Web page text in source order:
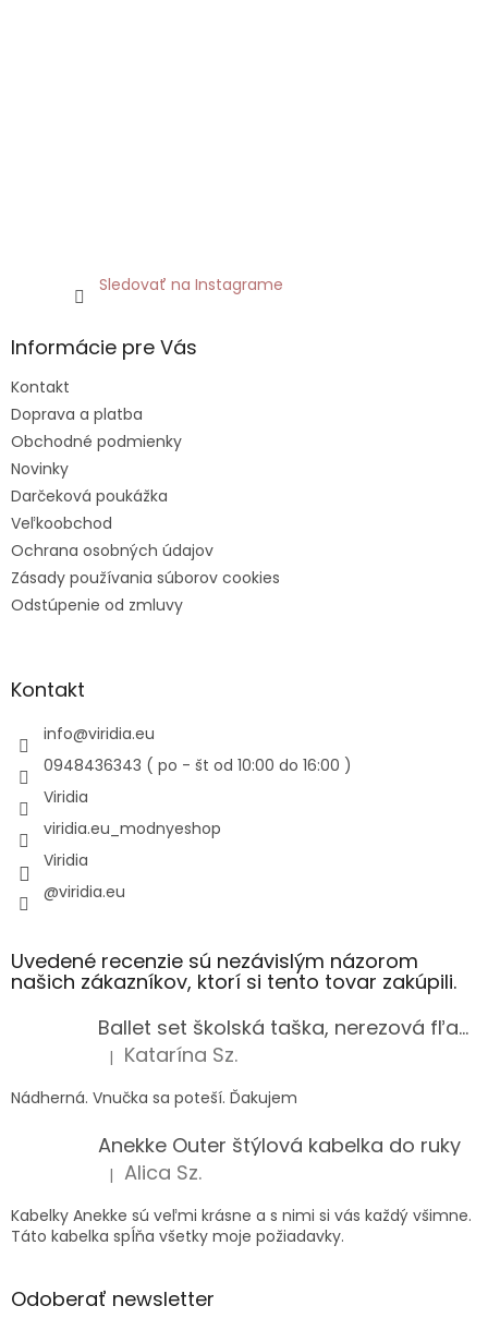
Sledovať na Instagrame
Informácie pre Vás
Kontakt
Doprava a platba
Obchodné podmienky
Novinky
Darčeková poukážka
Veľkoobchod
Ochrana osobných údajov
Zásady používania súborov cookies
Odstúpenie od zmluvy
Kontakt
info@viridia.eu
0948436343 ( po - št od 10:00 do 16:00 )
Viridia
viridia.eu_modnyeshop
Viridia
@viridia.eu
Uvedené recenzie sú nezávislým názorom
našich zákazníkov, ktorí si tento tovar zakúpili.
Ballet set školská taška, nerezová fľaša a plný peračník s motívom baletky pre dievča
Hodnotenie produktu je 5 z 5 hviezdičiek.
| Katarína Sz.
Nádherná. Vnučka sa poteší. Ďakujem
Anekke Outer štýlová kabelka do ruky
Hodnotenie produktu je 5 z 5 hviezdičiek.
| Alica Sz.
Kabelky Anekke sú veľmi krásne a s nimi si vás každý všimne.
Táto kabelka spĺňa všetky moje požiadavky.
Odoberať newsletter